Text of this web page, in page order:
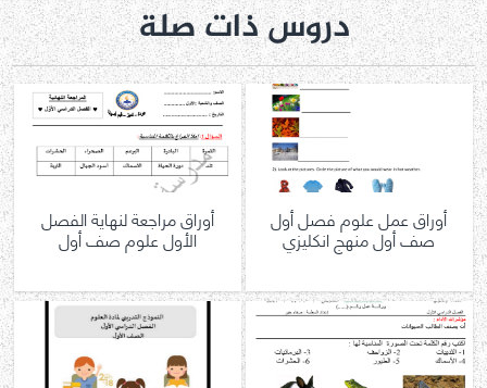
دروس ذات صلة
أوراق عمل علوم فصل أول
صف أول منهج انكليزي
أوراق مراجعة لنهاية الفصل
الأول علوم صف أول